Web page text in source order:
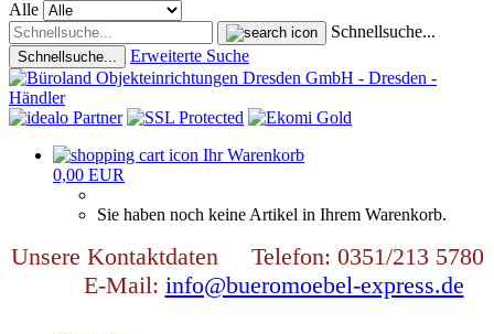
Alle
Schnellsuche...
Schnellsuche... Erweiterte Suche
Ihr Warenkorb
0,00 EUR
Sie haben noch keine Artikel in Ihrem Warenkorb.
Unsere Kontaktdaten Telefon: 0351/213 5780
E-Mail: info@bueromoebel-express.de